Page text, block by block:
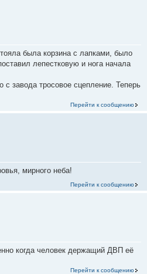
была корзина с лапками, было
лепестковую и нога начала
с завода тросовое сцепление. Теперь
Перейти к сообщению
мирного неба!
Перейти к сообщению
когда человек держащий ДВП её
Перейти к сообщению